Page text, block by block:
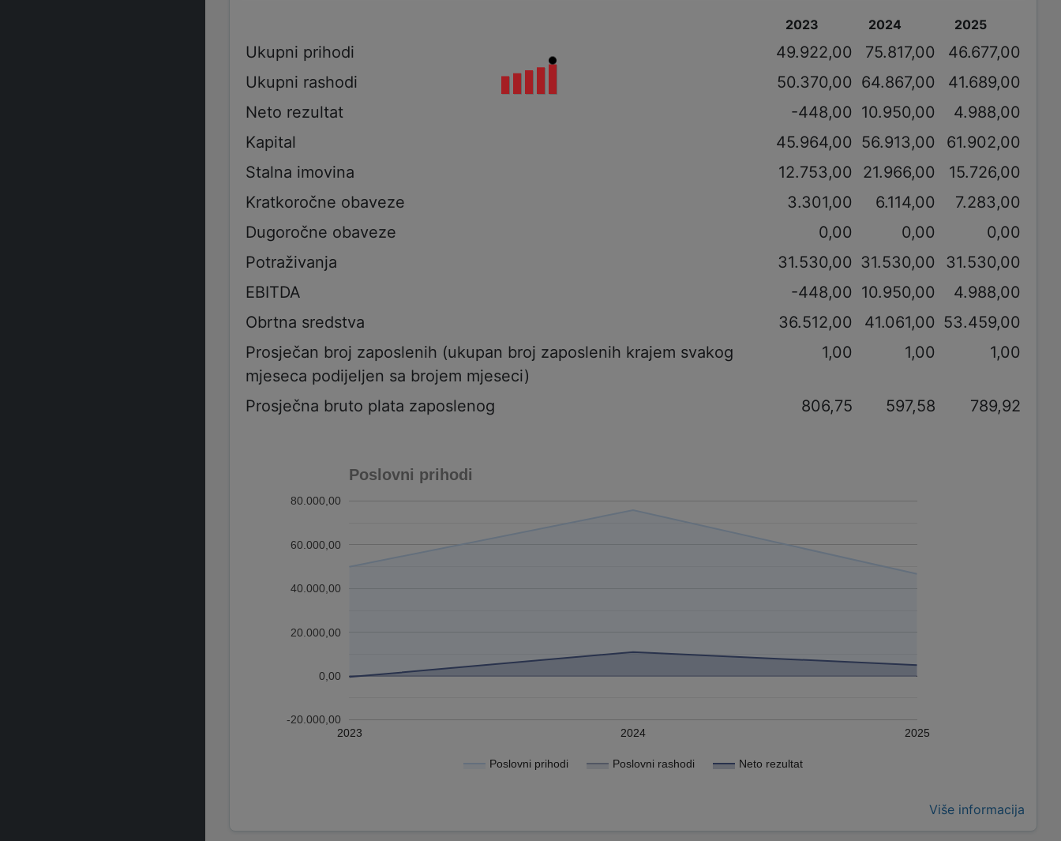
2023 2024 2025
Ukupni prihodi 49.922,00 75.817,00
46.677,00
Ukupni rashodi
50.370,00 64.867,00
41.689,00
Neto rezultat
-448,00 10.950,00
4.988,00
Kapital
45.964,00 56.913,00
61.902,00
Stalna imovina
12.753,00 21.966,00
15.726,00
Kratkoročne obaveze
3.301,00 6.114,00
7.283,00
Dugoročne obaveze
0,00 0,00
0,00
Potraživanja
31.530,00 31.530,00
31.530,00
EBITDA
-448,00 10.950,00
4.988,00
Obrtna sredstva
36.512,00 41.061,00 53.459,00
Prosječan broj zaposlenih (ukupan broj zaposlenih krajem svakog
mjeseca podijeljen sa brojem mjeseci)
1,00 1,00 1,00
Prosječna bruto plata zaposlenog 806,75 597,58 789,92
Poslovni prihodi
Poslovni prihodi Poslovni rashodi Neto rezultat
2023 2024 2025
-20.000,00
0,00
20.000,00
40.000,00
60.000,00
80.000,00
Više informacija